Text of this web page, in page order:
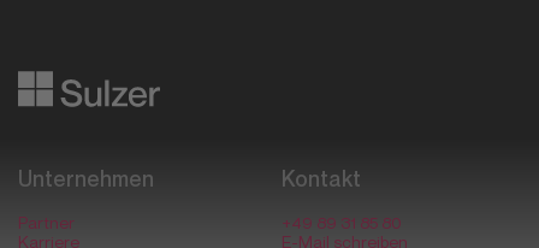
Unternehmen
Partner
Karriere
Kontakt
+49 89 31 85 80
E-Mail schreiben